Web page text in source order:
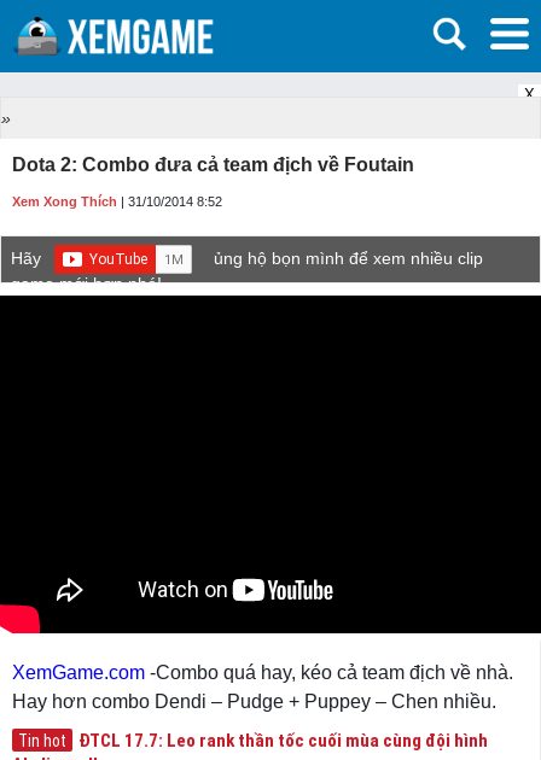
X
»
Dota 2: Combo đưa cả team địch về Foutain
Xem Xong Thích | 31/10/2014 8:52
Hãy
ủng hộ bọn mình để xem nhiều clip
game mới hơn nhé!
XemGame.com -Combo quá hay, kéo cả team địch về nhà.
Hay hơn combo Dendi – Pudge + Puppey – Chen nhiều.
Tin hot
ĐTCL 17.7: Leo rank thần tốc cuối mùa cùng đội hình